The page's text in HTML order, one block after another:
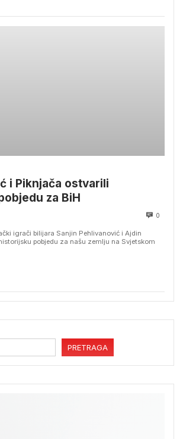
i Piknjača ostvarili
za BiH
0
igrači bilijara Sanjin Pehlivanović i Ajdin
pobjedu za našu zemlju na Svjetskom
PRETRAGA